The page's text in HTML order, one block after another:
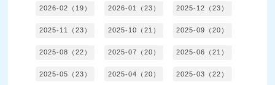
2026-02（19） 2026-01（23） 2025-12（23）
2025-11（23） 2025-10（21） 2025-09（20）
2025-08（22） 2025-07（20） 2025-06（21）
2025-05（23） 2025-04（20） 2025-03（22）